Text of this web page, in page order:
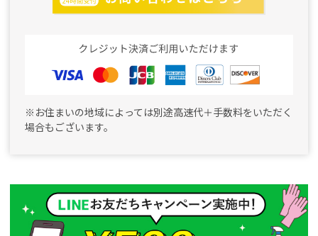
※お住まいの地域によっては別途高速代＋手数料をいただく
場合もございます。